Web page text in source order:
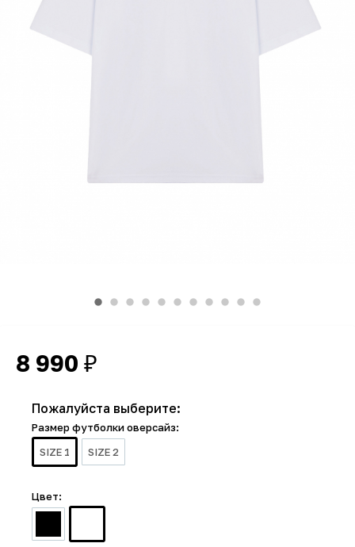
8 990 ₽
Пожалуйста выберите:
Размер футболки оверсайз:
SIZE 1
SIZE 2
Цвет: